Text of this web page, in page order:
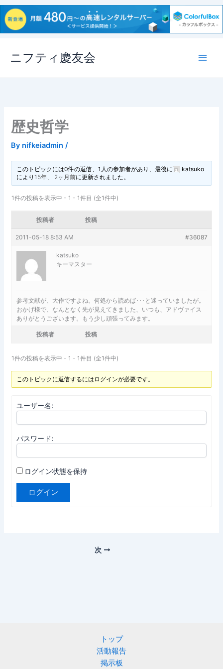
ス
ニフティ慶友会
歴史哲学
By nifkeiadmin/
このトピックには0件の返信、1人の参加者があり、最後に
katsuko
により 15年、 2ヶ月前に更新されました。
1件の投稿を表示中 - 1 - 1件目 (全1件中)
投稿者 投稿
2011-05-18 8:53 AM #36087
katsuko
キーマスター
参考文献が、大作ですよね。何処から読めば･･･と迷っていましたが。
おかげ様で、なんとなく先が見えてきました、いつも、アドヴァイス
ありがとうございます。もう少し頑張ってみます。
投稿者 投稿
1件の投稿を表示中 - 1 - 1件目 (全1件中)
このトピックに返信するにはログインが必要です。
ユーザー名:
パスワード:
ログイン状態を保持
ログイン
次
トップ
活動報告
掲示板